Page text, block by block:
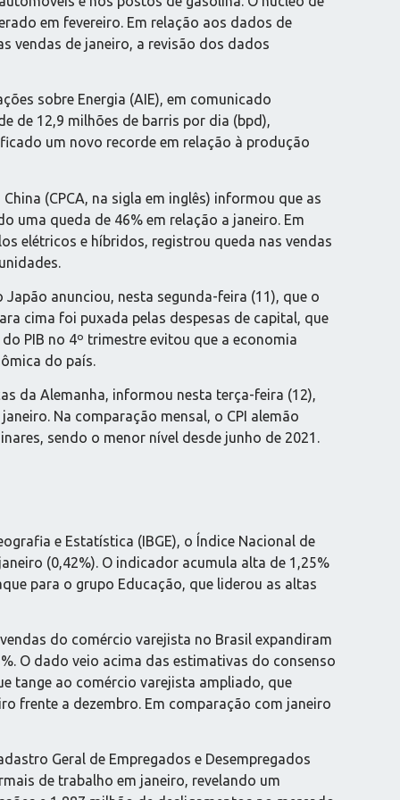
em fevereiro. Em relação aos dados de
vendas de janeiro, a revisão dos dados
sobre Energia (AIE), em comunicado
de 12,9 milhões de barris por dia (bpd),
um novo recorde em relação à produção
(CPCA, na sigla em inglês) informou que as
uma queda de 46% em relação a janeiro. Em
elétricos e híbridos, registrou queda nas vendas
anunciou, nesta segunda-feira (11), que o
cima foi puxada pelas despesas de capital, que
PIB no 4º trimestre evitou que a economia
do país.
da Alemanha, informou nesta terça-feira (12),
Na comparação mensal, o CPI alemão
sendo o menor nível desde junho de 2021.
e Estatística (IBGE), o Índice Nacional de
(0,42%). O indicador acumula alta de 1,25%
para o grupo Educação, que liderou as altas
do comércio varejista no Brasil expandiram
O dado veio acima das estimativas do consenso
tange ao comércio varejista ampliado, que
frente a dezembro. Em comparação com janeiro
Geral de Empregados e Desempregados
de trabalho em janeiro, revelando um